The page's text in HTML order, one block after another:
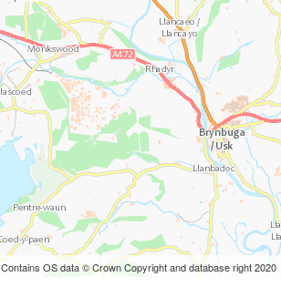
Contains OS data © Crown Copyright and database right 2020